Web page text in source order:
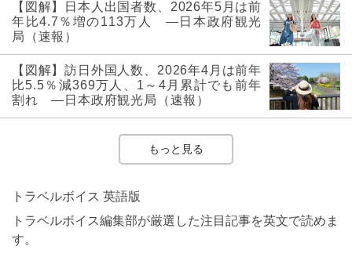
【図解】日本人出国者数、2026年5月は前
年比4.7％増の113万人 ―日本政府観光
局（速報）
【図解】訪日外国人数、2026年4月は前年
比5.5％減369万人、1～4月累計でも前年
割れ ―日本政府観光局（速報）
もっと見る
トラベルボイス 英語版
トラベルボイス編集部が厳選した注目記事を英文で読めま
す。